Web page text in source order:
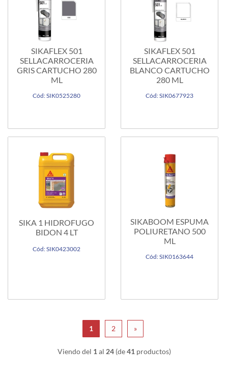
SIKAFLEX 501
SELLACARROCERIA
GRIS CARTUCHO 280
ML
Cód: SIK0525280
SIKAFLEX 501
SELLACARROCERIA
BLANCO CARTUCHO
280 ML
Cód: SIK0677923
SIKA 1 HIDROFUGO
BIDON 4 LT
Cód: SIK0423002
SIKABOOM ESPUMA
POLIURETANO 500
ML
Cód: SIK0163644
1 2 »
Viendo del 1 al 24(de41 productos)